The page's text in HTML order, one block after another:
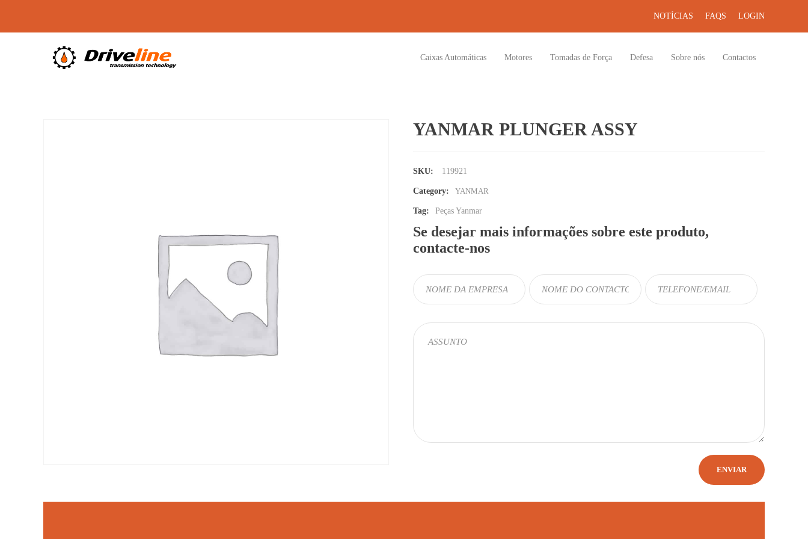
NOTÍCIAS FAQS LOGIN
Caixas Automáticas Motores Tomadas de Força Defesa Sobre nós Contactos
YANMAR PLUNGER ASSY
SKU: 119921
Category: YANMAR
Tag: Peças Yanmar
Se desejar mais informações sobre este produto,
contacte-nos